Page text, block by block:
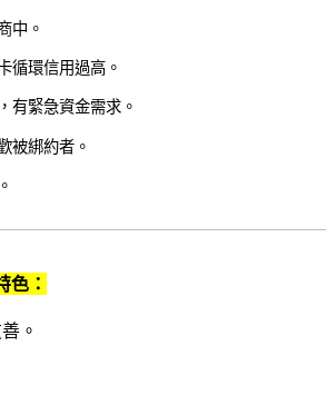
中。
循環信用過高。
有緊急資金需求。
被綁約者。
色：
。